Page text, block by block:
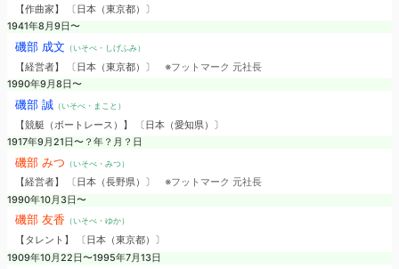
【作曲家】 〔日本（東京都）〕
1941年8月9日〜
磯部 成文 （いそべ・しげふみ）
【経営者】 〔日本（東京都）〕 ※フットマーク 元社長
1990年9月8日〜
磯部 誠（いそべ・まこと）
【競艇（ボートレース）】 〔日本（愛知県）〕
1917年9月21日〜？年？月？日
磯部 みつ （いそべ・みつ）
【経営者】 〔日本（長野県）〕 ※フットマーク 元社長
1990年10月3日〜
磯部 友香 （いそべ・ゆか）
【タレント】 〔日本（東京都）〕
1909年10月22日〜1995年7月13日